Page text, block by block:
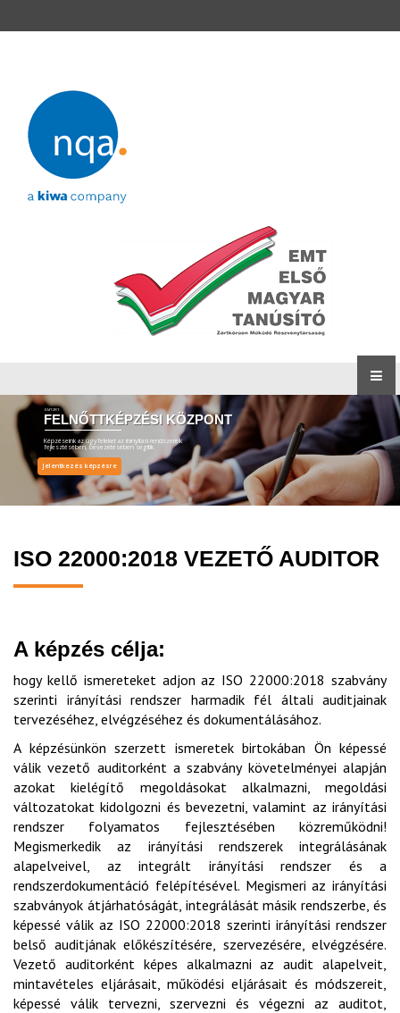
EMT ZRT.
Képzéseink az ügyfeleket az irányítási rendszereik
fejlesztésében, bevezetésében segítik
FELNŐTTKÉPZÉSI KÖZPONT
Jelentkezés képzésre
ISO 22000:2018 VEZETŐ AUDITOR
A képzés célja:
hogy kellő ismereteket adjon az ISO 22000:2018 szabvány
szerinti irányítási rendszer harmadik fél általi auditjainak
tervezéséhez, elvégzéséhez és dokumentálásához.
A képzésünkön szerzett ismeretek birtokában Ön képessé
válik vezető auditorként a szabvány követelményei alapján
azokat kielégítő megoldásokat alkalmazni, megoldási
változatokat kidolgozni és bevezetni, valamint az irányítási
rendszer folyamatos fejlesztésében közreműködni!
Megismerkedik az irányítási rendszerek integrálásának
alapelveivel, az integrált irányítási rendszer és a
rendszerdokumentáció felépítésével. Megismeri az irányítási
szabványok átjárhatóságát, integrálását másik rendszerbe, és
képessé válik az ISO 22000:2018 szerinti irányítási rendszer
belső auditjának előkészítésére, szervezésére, elvégzésére.
Vezető auditorként képes alkalmazni az audit alapelveit,
mintavételes eljárásait, működési eljárásait és módszereit,
képessé válik tervezni, szervezni és végezni az auditot,